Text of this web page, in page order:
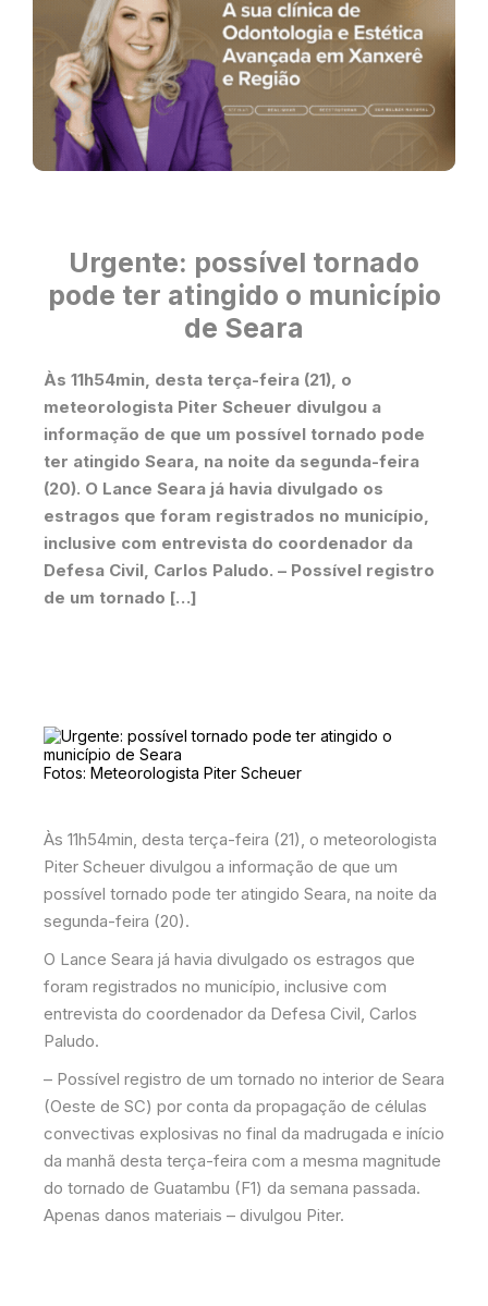
Urgente: possível tornado
pode ter atingido o município
de Seara
Às 11h54min, desta terça-feira (21), o
meteorologista Piter Scheuer divulgou a
informação de que um possível tornado pode
ter atingido Seara, na noite da segunda-feira
(20). O Lance Seara já havia divulgado os
estragos que foram registrados no município,
inclusive com entrevista do coordenador da
Defesa Civil, Carlos Paludo. – Possível registro
de um tornado […]
Fotos: Meteorologista Piter Scheuer
Às 11h54min, desta terça-feira (21), o meteorologista
Piter Scheuer divulgou a informação de que um
possível tornado pode ter atingido Seara, na noite da
segunda-feira (20).
O Lance Seara já havia divulgado os estragos que
foram registrados no município, inclusive com
entrevista do coordenador da Defesa Civil, Carlos
Paludo.
– Possível registro de um tornado no interior de Seara
(Oeste de SC) por conta da propagação de células
convectivas explosivas no final da madrugada e início
da manhã desta terça-feira com a mesma magnitude
do tornado de Guatambu (F1) da semana passada.
Apenas danos materiais – divulgou Piter.